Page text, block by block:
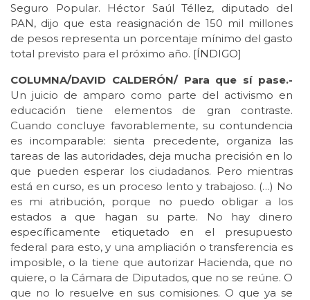
Seguro Popular. Héctor Saúl Téllez, diputado del
PAN, dijo que esta reasignación de 150 mil millones
de pesos representa un porcentaje mínimo del gasto
total previsto para el próximo año. [ÍNDIGO]
COLUMNA/DAVID CALDERÓN/ Para que sí pase.-
Un juicio de amparo como parte del activismo en
educación tiene elementos de gran contraste.
Cuando concluye favorablemente, su contundencia
es incomparable: sienta precedente, organiza las
tareas de las autoridades, deja mucha precisión en lo
que pueden esperar los ciudadanos. Pero mientras
está en curso, es un proceso lento y trabajoso. (…) No
es mi atribución, porque no puedo obligar a los
estados a que hagan su parte. No hay dinero
específicamente etiquetado en el presupuesto
federal para esto, y una ampliación o transferencia es
imposible, o la tiene que autorizar Hacienda, que no
quiere, o la Cámara de Diputados, que no se reúne. O
que no lo resuelve en sus comisiones. O que ya se